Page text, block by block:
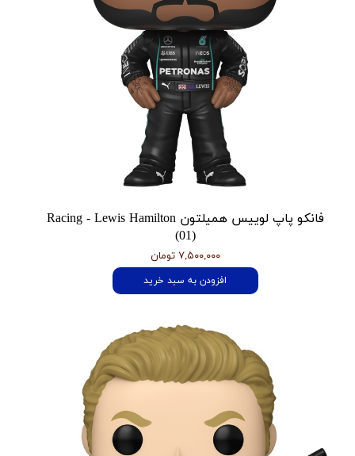
فانکو پاپ لوییس همیلتون Racing - Lewis Hamilton
(01)
۷,۵۰۰,۰۰۰ تومان
افزودن به سبد خرید